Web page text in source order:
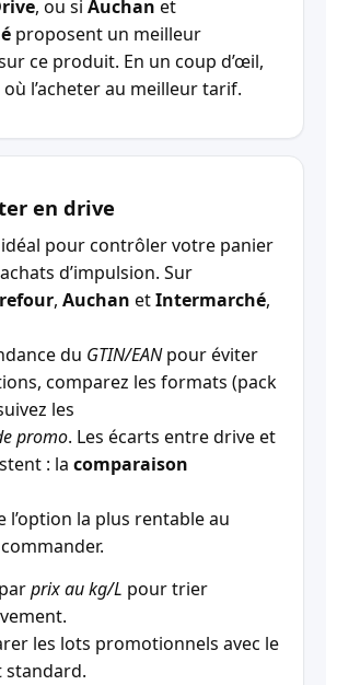
, ou si Auchan et
proposent un meilleur
ce produit. En un coup d’œil,
l’acheter au meilleur tarif.
en drive
pour contrôler votre panier
d’impulsion. Sur
, Auchan etIntermarché,
du GTIN/EANpour éviter
comparez les formats (pack
les
promo. Les écarts entre drive et
: la comparaison
l’option la plus rentable au
prix au kg/L pour trier
les lots promotionnels avec le